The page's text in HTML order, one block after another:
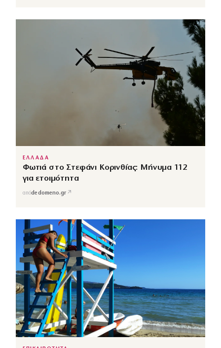
ΕΛΛΑΔΑ
Φωτιά στο Στεφάνι Κορινθίας: Μήνυμα 112
για ετοιμότητα
απόdedomeno.gr ↗